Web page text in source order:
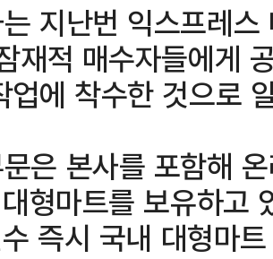
지난번 익스프레
재적 매수자들에게
업에 착수한 것으로
은 본사를 포함해
형마트를 보유하고
즉시 국내 대형마